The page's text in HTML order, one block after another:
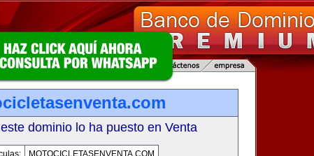
dominio lo ha puesto en Venta
MOTOCICLETASENVENTA.COM